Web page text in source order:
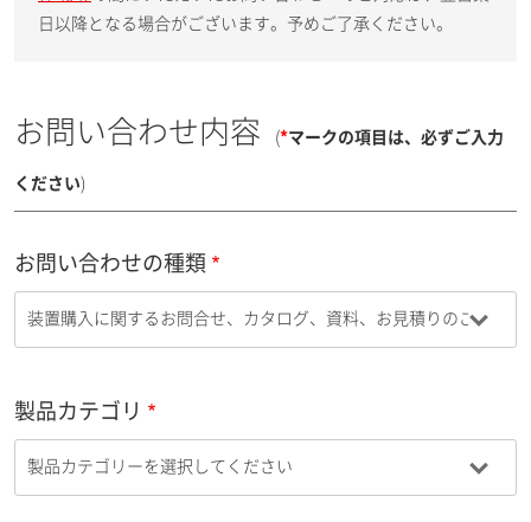
日以降となる場合がございます。予めご了承ください。
お問い合わせ内容 (*マークの項目は、必ずご入力
ください)
お問い合わせの種類
製品カテゴリ